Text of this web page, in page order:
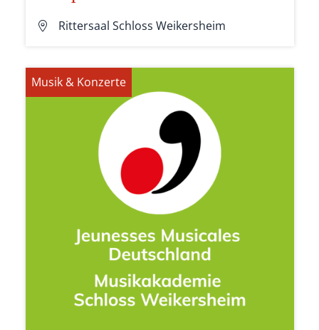
Rittersaal Schloss Weikersheim
Musik & Konzerte